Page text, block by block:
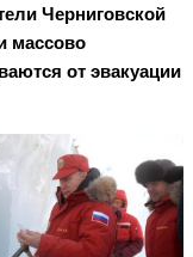
Черниговской
массово
от эвакуации